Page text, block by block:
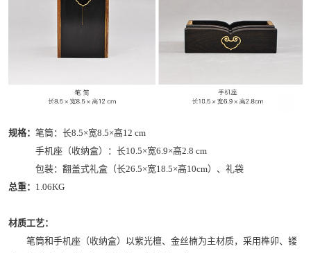
规格： 笔筒：长8.5×宽8.5×高12 cm
手机座（收纳盒）：长10.5×宽6.9×高2.8 cm
包装：翻盖式礼盒（长26.5×宽18.5×高10cm）、礼袋
总重： 1.06KG
材质工艺：
笔筒和手机座（收纳盒）以紫光檀、金丝楠为主材质，采用榫卯、镂